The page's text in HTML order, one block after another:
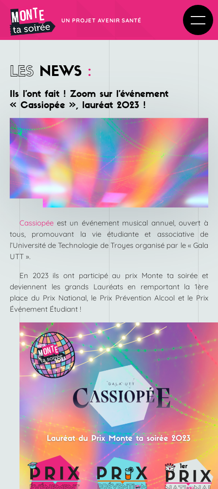
UN PROJET AVENIR SANTÉ
LES NEWS :
Ils l’ont fait ! Zoom sur l’événement
« Cassiopée », lauréat 2023 !
Cassiopée est un événement musical annuel, ouvert à
tous, promouvant la vie étudiante et associative de
l’Université de Technologie de Troyes organisé par le « Gala
UTT ».
En 2023 ils ont participé au prix Monte ta soirée et
deviennent les grands Lauréats en remportant la 1ère
place du Prix National, le Prix Prévention Alcool et le Prix
Événement Étudiant !